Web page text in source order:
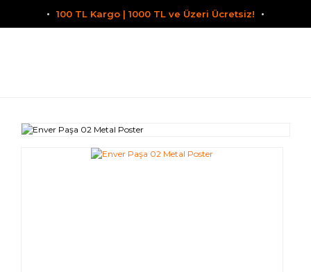
100 TL Kargo | 1000 TL ve Üzeri Ücretsiz!